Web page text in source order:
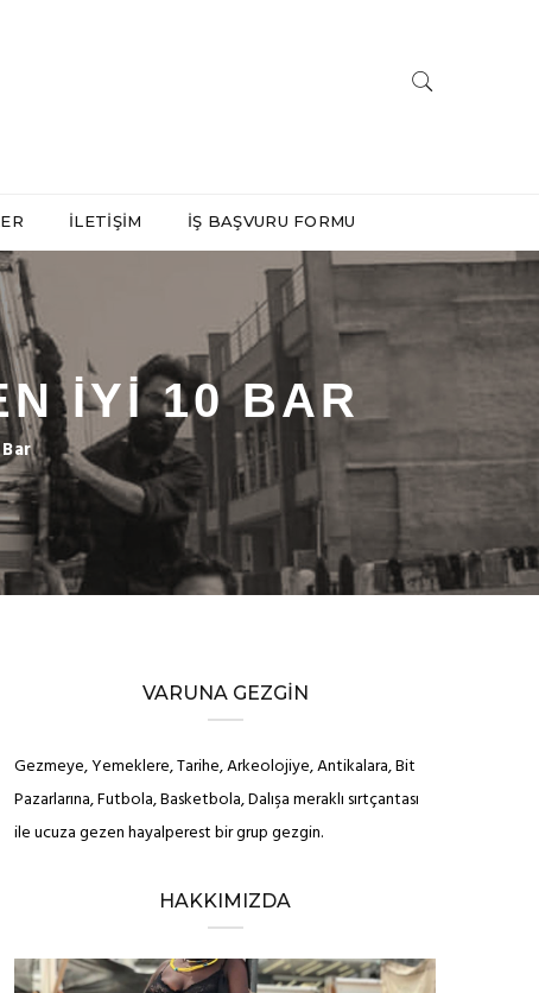
İLETIŞIM İŞ BAŞVURU FORMU
İYI 10 BAR
VARUNA GEZGIN
Gezmeye, Yemeklere, Tarihe, Arkeolojiye, Antikalara, Bit
Pazarlarına, Futbola, Basketbola, Dalışa meraklı sırtçantası
ile ucuza gezen hayalperest bir grup gezgin.
HAKKIMIZDA